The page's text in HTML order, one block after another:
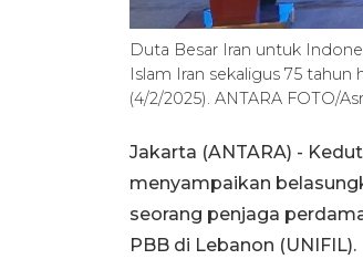
Duta Besar Iran untuk
Islam Iran sekaligus 75
(4/2/2025). ANTARA FOTO/
Jakarta (ANTARA) -
menyampaikan
seorang penjaga
PBB di Lebanon (UNIFIL).